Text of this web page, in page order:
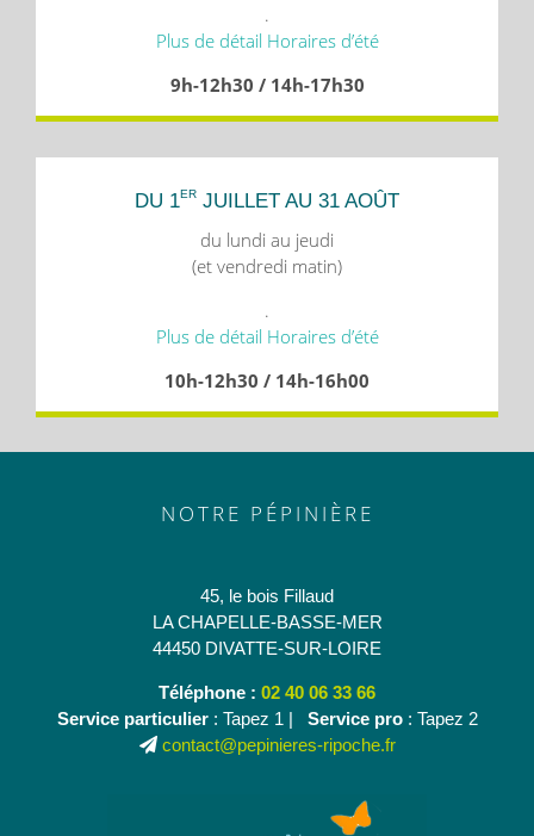
.
Plus de détail Horaires d’été
9h-12h30 / 14h-17h30
DU 1ER JUILLET AU 31 AOÛT
du lundi au jeudi
(et vendredi matin)
.
Plus de détail Horaires d’été
10h-12h30 / 14h-16h00
NOTRE PÉPINIÈRE
45, le bois Fillaud
LA CHAPELLE-BASSE-MER
44450 DIVATTE-SUR-LOIRE
Téléphone : 02 40 06 33 66
Service particulier: Tapez 1 | Service pro: Tapez 2
contact@pepinieres-ripoche.fr